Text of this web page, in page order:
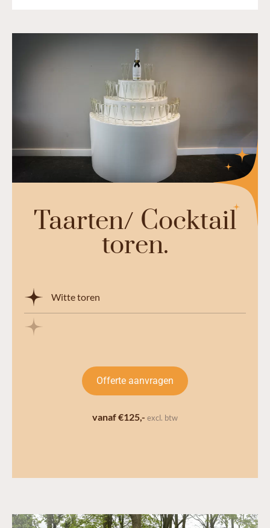
Taarten/ Cocktail
toren.
Witte toren
Offerte aanvragen
vanaf €125,- excl. btw